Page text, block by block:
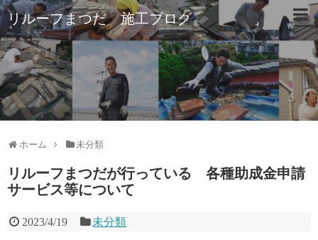
リルーフまつだ 施工ブログ
ホーム 未分類
リルーフまつだが行っている 各種助成金申請
サービス等について
2023/4/19 未分類